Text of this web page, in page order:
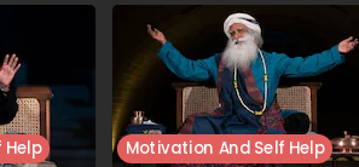
Help Motivation And Self Help